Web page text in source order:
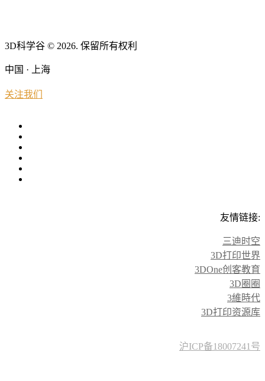
3D科学谷 © 2026. 保留所有权利
中国 · 上海
关注我们
友情链接:
三迪时空
3D打印世界
3DOne创客教育
3D圈圈
3維時代
3D打印资源库
沪ICP备18007241号